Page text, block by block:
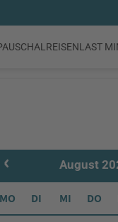
LAST
‹ August
MO DI MI DO